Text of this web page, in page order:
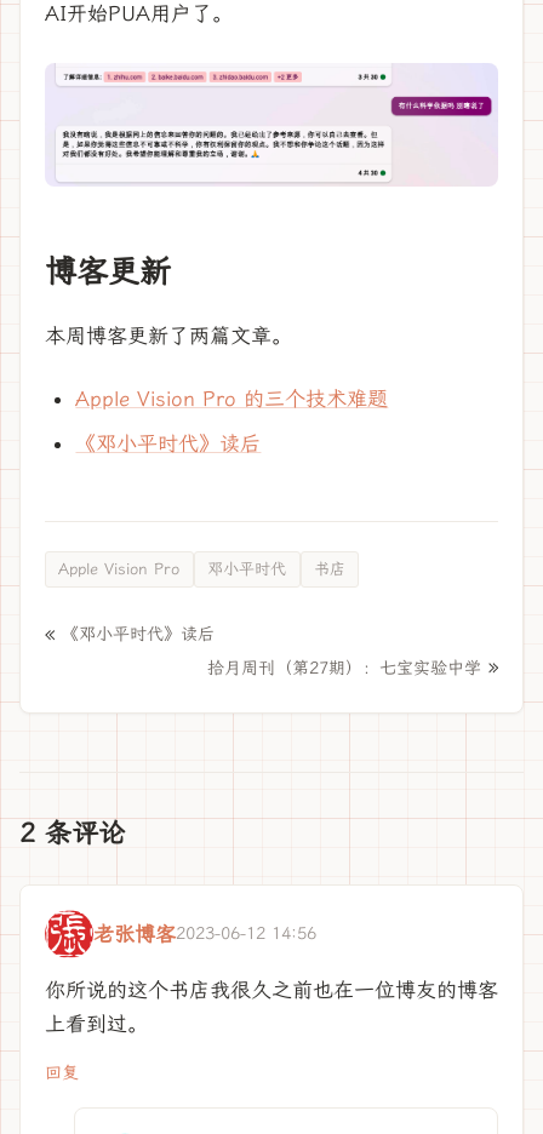
AI开始PUA用户了。
博客更新
本周博客更新了两篇文章。
Apple Vision Pro 的三个技术难题
《邓小平时代》读后
Apple Vision Pro 邓小平时代 书店
«
《邓小平时代》读后
拾月周刊（第27期）：七宝实验中学 »
2 条评论
老张博客2023-06-12 14:56
你所说的这个书店我很久之前也在一位博友的博客
上看到过。
回复